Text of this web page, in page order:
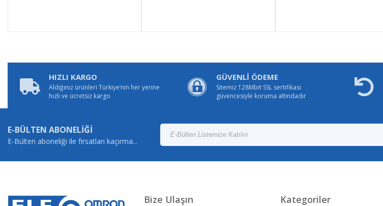
HIZLI KARGO
Aldığınız ürünleri Türkiye’nin her yerine
hızlı ve ücretsiz kargo
GÜVENLİ ÖDEME
Sitemiz 128Mbit SSL sertifikası
güvencesiyle koruma altındadır
E-BÜLTEN ABONELİĞİ
E-Bülten aboneliği ile fırsatları kaçırma...
Bize Ulaşın Kategoriler